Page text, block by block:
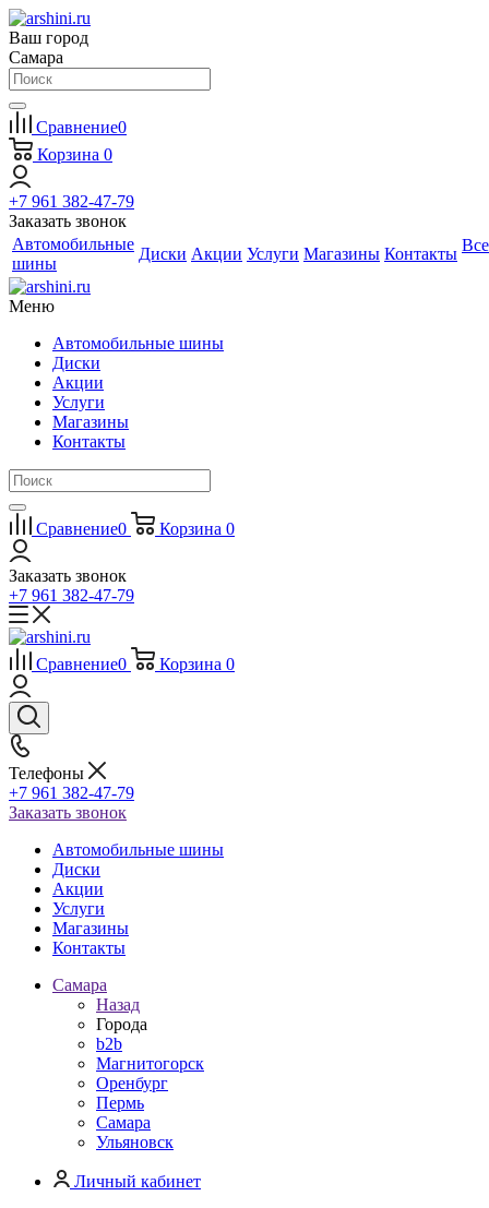
Ваш город
Самара
Сравнение0
Корзина 0
+7 961 382-47-79
Заказать звонок
Автомобильные
шины
Диски Акции Услуги Магазины Контакты Все
Меню
Автомобильные шины
Диски
Акции
Услуги
Магазины
Контакты
Сравнение0 Корзина 0
Заказать звонок
+7 961 382-47-79
Сравнение0 Корзина 0
Телефоны
+7 961 382-47-79
Заказать звонок
Автомобильные шины
Диски
Акции
Услуги
Магазины
Контакты
Самара
Назад
Города
b2b
Магнитогорск
Оренбург
Пермь
Самара
Ульяновск
Личный кабинет